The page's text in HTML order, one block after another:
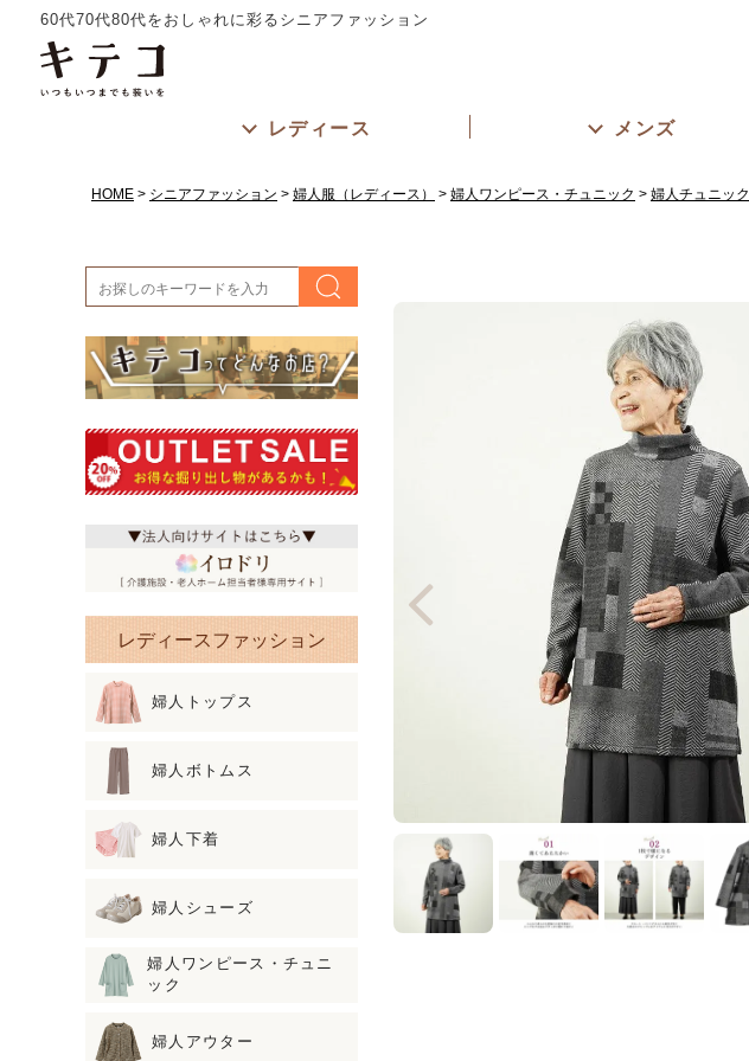
60代70代80代をおしゃれに彩るシニアファッション
レディース メンズ
HOME シニアファッション 婦人服（レディース） 婦人ワンピース・チュニック 婦人チュニック
レディースファッション
婦人トップス
婦人ボトムス
婦人下着
婦人シューズ
婦人ワンピース・チュニ
ック
婦人アウター